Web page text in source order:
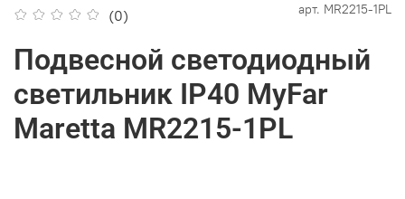
(0) арт. MR2215-1PL
Подвесной светодиодный
светильник IP40 MyFar
Maretta MR2215-1PL